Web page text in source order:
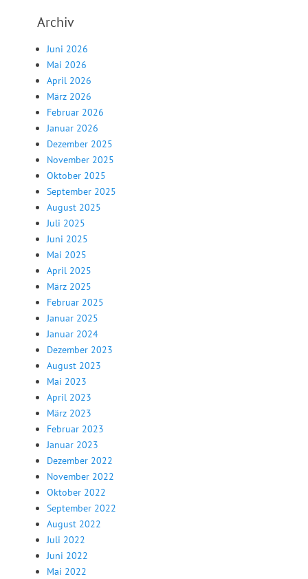
Archiv
Juni 2026
Mai 2026
April 2026
März 2026
Februar 2026
Januar 2026
Dezember 2025
November 2025
Oktober 2025
September 2025
August 2025
Juli 2025
Juni 2025
Mai 2025
April 2025
März 2025
Februar 2025
Januar 2025
Januar 2024
Dezember 2023
August 2023
Mai 2023
April 2023
März 2023
Februar 2023
Januar 2023
Dezember 2022
November 2022
Oktober 2022
September 2022
August 2022
Juli 2022
Juni 2022
Mai 2022